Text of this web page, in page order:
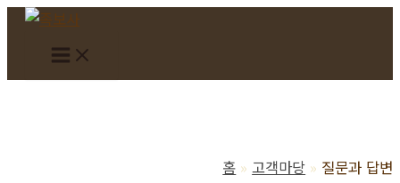
홈 고객마당 질문과 답변